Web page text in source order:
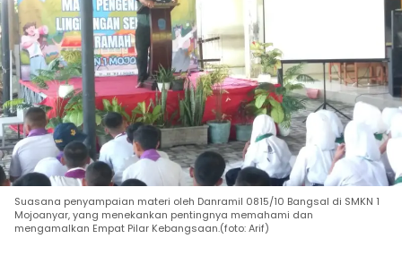
Suasana penyampaian materi oleh Danramil 0815/10 Bangsal di SMKN 1
Mojoanyar, yang menekankan pentingnya memahami dan
mengamalkan Empat Pilar Kebangsaan.(foto: Arif)